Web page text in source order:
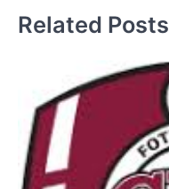
Related Posts